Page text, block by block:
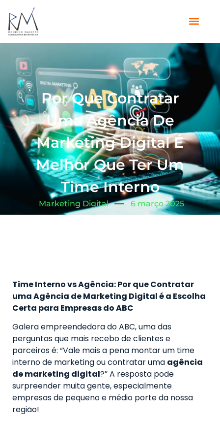
Por Que Contratar
Uma Agência De
Marketing Digital É
Melhor Que Ter Um
Time Interno
Marketing Digital 6 março 2025
Time Interno vs Agência: Por que Contratar
uma Agência de Marketing Digital é a Escolha
Certa para Empresas do ABC
Galera empreendedora do ABC, uma das
perguntas que mais recebo de clientes e
parceiros é: “Vale mais a pena montar um time
interno de marketing ou contratar uma agência
de marketing digital?” A resposta pode
surpreender muita gente, especialmente
empresas de pequeno e médio porte da nossa
região!